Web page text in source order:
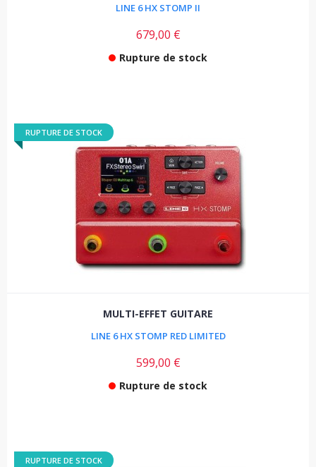
LINE 6 HX STOMP II
679,00 €
Rupture de stock
RUPTURE DE STOCK
MULTI-EFFET GUITARE
LINE 6 HX STOMP RED LIMITED
599,00 €
Rupture de stock
RUPTURE DE STOCK